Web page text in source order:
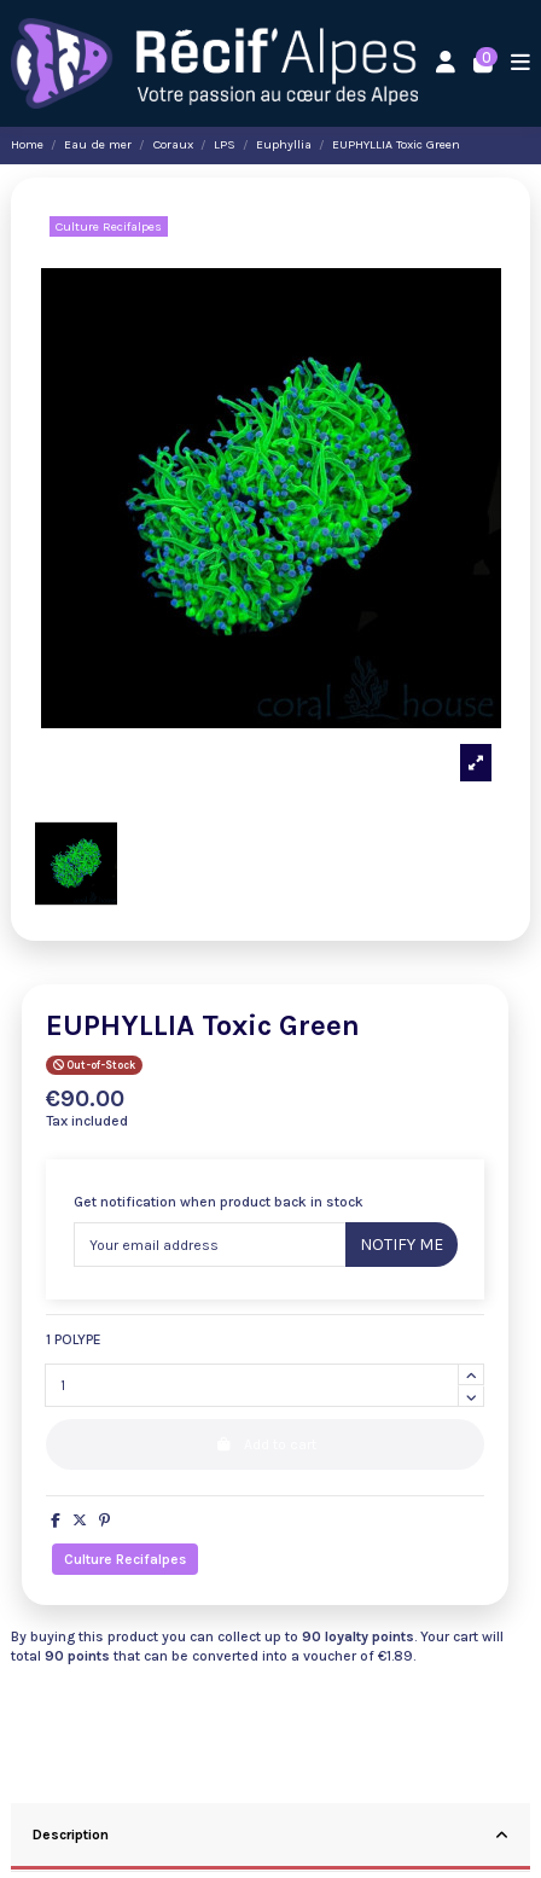
0
Home Eau de mer Coraux LPS Euphyllia EUPHYLLIA Toxic Green
Culture Recifalpes
EUPHYLLIA Toxic Green
Out-of-Stock
€90.00
Tax included
Get notification when product back in stock
NOTIFY ME
1 POLYPE
Culture Recifalpes
By buying this product you can collect up to 90 loyalty points. Your cart will
total 90 points that can be converted into a voucher of €1.89.
Description